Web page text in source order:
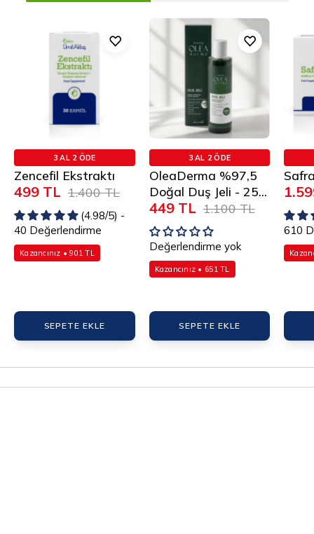
Ekstraktı
3 AL 2 ÖDE
Zencefil Ekstraktı
499 TL 1.400 TL
(4.98/5) -
40 Değerlendirme
Kazancınız • 901 TL
SEPETE EKLE
OleaDerma
%97,5
Doğal
Duş
Jeli
-
250
mL
3 AL 2 ÖDE
OleaDerma %97,5
Doğal Duş Jeli - 25...
449 TL 1.100 TL
Değerlendirme yok
Kazancınız • 651 TL
SEPETE EKLE
610